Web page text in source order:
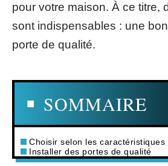
pour votre maison. À ce titre,
sont indispensables : une
porte de qualité.
SOMMAIRE
Choisir selon les caractéristiques
Installer des portes de qualité